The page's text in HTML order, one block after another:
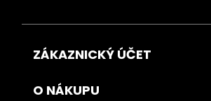
ZÁKAZNICKÝ ÚČET
O NÁKUPU